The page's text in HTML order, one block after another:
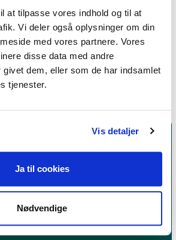
at tilpasse vores indhold og til at
Vi deler også oplysninger om din
med vores partnere. Vores
disse data med andre
givet dem, eller som de har indsamlet
tjenester.
Vis detaljer
Ja til cookies
Nødvendige
MPF